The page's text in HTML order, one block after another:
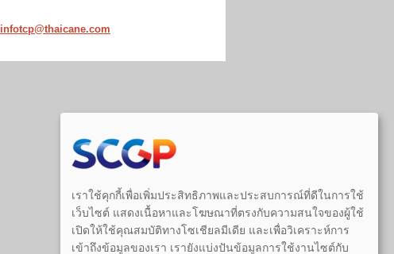
infotcp@thaicane.com
เราใช้คุกกี้เพื่อเพิ่มประสิทธิภาพและประสบการณ์ที่ดีในการใช้
เว็บไซต์ แสดงเนื้อหาและโฆษณาที่ตรงกับความสนใจของผู้ใช้
เปิดให้ใช้คุณสมบัติทางโซเชียลมีเดีย และเพื่อวิเคราะห์การ
เข้าถึงข้อมูลของเรา เรายังแบ่งปันข้อมูลการใช้งานไซต์กับ